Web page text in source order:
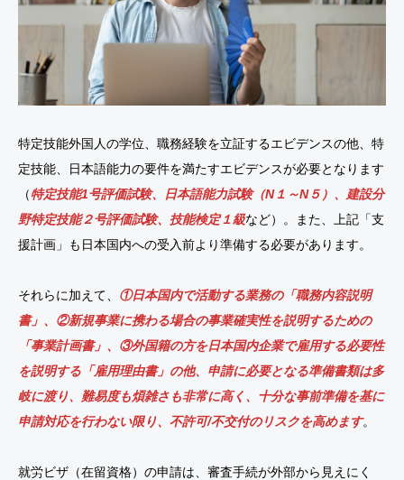
特定技能外国人の学位、職務経験を立証するエビデンスの他、特
定技能、日本語能力の要件を満たすエビデンスが必要となります
（特定技能1号評価試験、日本語能力試験（N１～N５）、建設分
野特定技能２号評価試験、技能検定１級など）。また、上記「支
援計画」も日本国内への受入前より準備する必要があります。
それらに加えて、 ①日本国内で活動する業務の「職務内容説明
書」、②新規事業に携わる場合の事業確実性を説明するための
「事業計画書」、③外国籍の方を日本国内企業で雇用する必要性
を説明する「雇用理由書」の他、申請に必要となる準備書類は多
岐に渡り、難易度も煩雑さも非常に高く、十分な事前準備を基に
申請対応を行わない限り、不許可/不交付のリスクを高めます。
就労ビザ（在留資格）の申請は、審査手続が外部から見えにく